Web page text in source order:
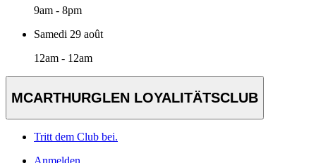
9am - 8pm
Samedi 29 août
12am - 12am
MCARTHURGLEN LOYALITÄTSCLUB
Tritt dem Club bei.